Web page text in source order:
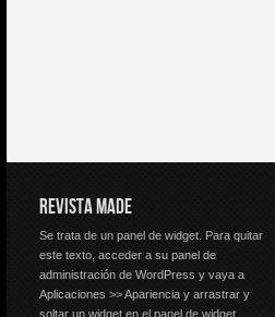
REVISTA MADE
Se trata de un panel de widget. Para quitar
este texto, acceder a su panel de
administración de WordPress y vaya a
Aplicaciones >> Apariencia y arrastrar y
soltar un widget en el panel de widget.